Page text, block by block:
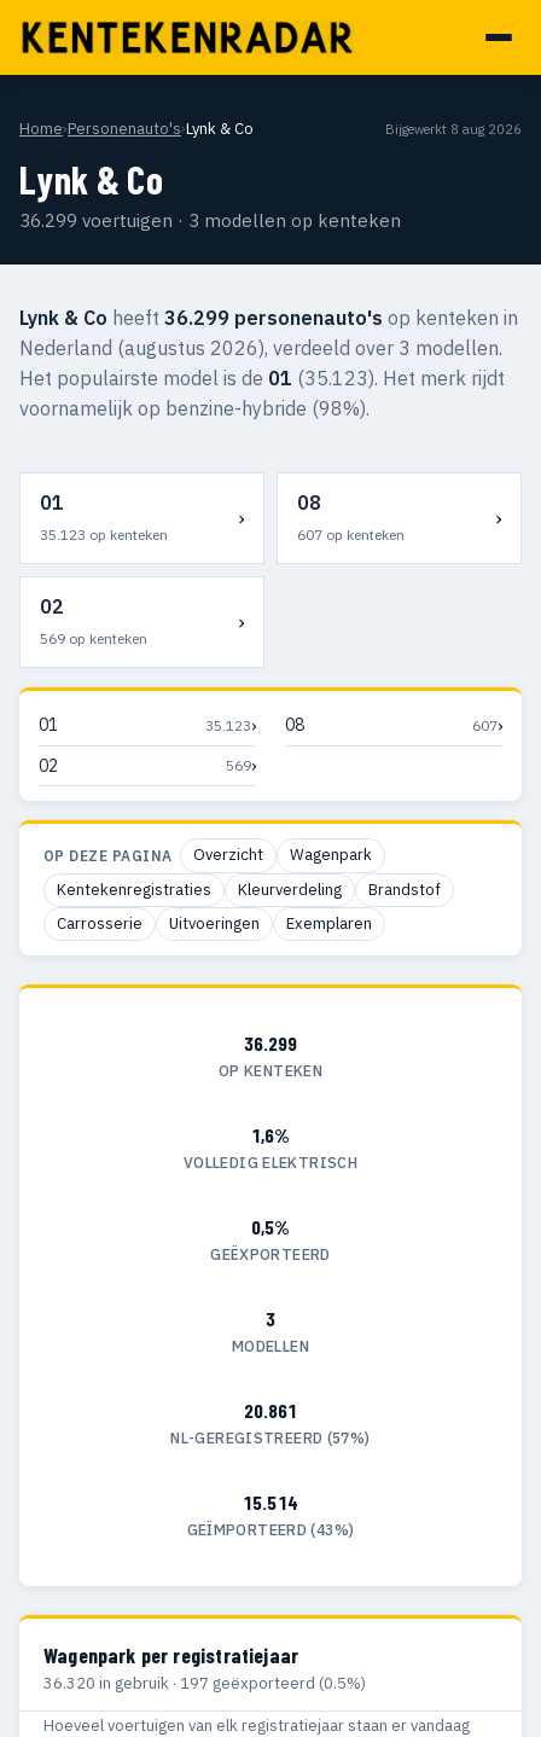
Home›Personenauto's›Lynk & Co Bijgewerkt 8 aug 2026
Lynk & Co
36.299 voertuigen · 3 modellen op kenteken
Lynk & Co heeft 36.299 personenauto's op kenteken in
Nederland (augustus 2026), verdeeld over 3 modellen.
Het populairste model is de 01 (35.123). Het merk rijdt
voornamelijk op benzine-hybride (98%).
01
35.123 op kenteken
›
08
607 op kenteken
›
02
569 op kenteken
›
01 35.123›
02 569›
08 607›
OP DEZE PAGINA Overzicht
Wagenpark
Kentekenregistraties
Kleurverdeling
Brandstof
Carrosserie
Uitvoeringen Exemplaren
36.299
OP KENTEKEN
1,6%
VOLLEDIG ELEKTRISCH
0,5%
GEËXPORTEERD
3
MODELLEN
20.861
NL-GEREGISTREERD (57%)
15.514
GEÏMPORTEERD (43%)
Wagenpark per registratiejaar
36.320 in gebruik · 197 geëxporteerd (0.5%)
Hoeveel voertuigen van elk registratiejaar staan er vandaag